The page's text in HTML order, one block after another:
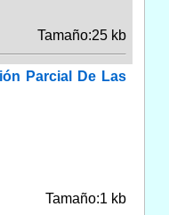
Tamaño:25 kb
Parcial De Las
Tamaño:1 kb